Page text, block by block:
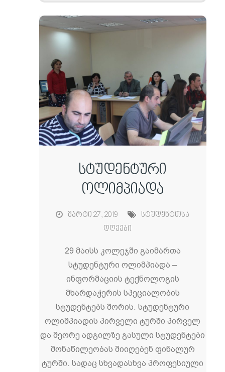
სტუდენტური
ოლიმპიადა
მარტი 27, 2019
სტუდენტთსა
დღეები
29 მაისს კოლეჯში გაიმართა
სტუდენტური ოლიმპიადა –
ინფორმაციის ტექნოლოგის
მხარდაჭერის სპეციალობის
სტუდენტებს შორის. სტუდენტური
ოლიმპიადის პირველი ტურში პირველ
და მეორე ადგილზე გასული სტუდენტები
მონაწილეობას მიიღებენ ფინალურ
ტურში. სადაც სხვადასხვა პროფესიული